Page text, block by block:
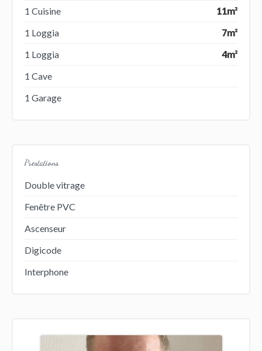
1 Cuisine
11m²
1 Loggia
7m²
1 Loggia
4m²
1 Cave
1 Garage
Prestations
Double vitrage
Fenêtre PVC
Ascenseur
Digicode
Interphone